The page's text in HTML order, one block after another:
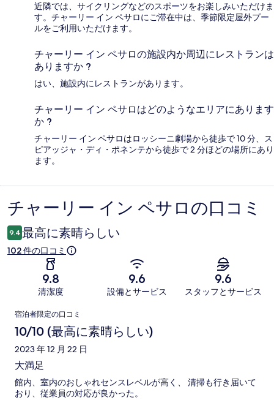
近隣では、サイクリングなどのスポーツをお楽しみいただけま
す。チャーリー イン ペサロにご滞在中は、季節限定屋外プー
ルをご利用いただけます。
チャーリー イン ペサロの施設内か周辺にレストランは
ありますか ?
はい、施設内にレストランがあります。
チャーリー イン ペサロはどのようなエリアにあります
か ?
チャーリー イン ペサロはロッシーニ劇場から徒歩で 10 分、ス
ピアッジャ・ディ・ポネンテから徒歩で 2 分ほどの場所にあり
ます。
口
コ
ミ
チャーリー イン ペサロの口コミ
9.4 最高に素晴らしい
102 件の口コミ
9.8
清潔度
9.6
設備とサービス
9.6
スタッフとサービス
口
コ
ミ
宿泊者限定の口コミ
10/10 (最高に素晴らしい)
2023 年 12 月 22 日
大満足
館内、室内のおしゃれセンスレベルが高く、 清掃も行き届いて
おり、従業員の対応が良かった。